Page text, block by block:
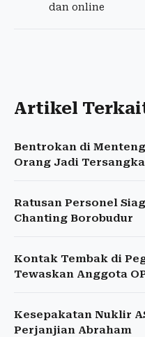
dan online
Artikel
Bentrokan di
Orang Jadi Tersangka
Ratusan Personel
Chanting Borobudur
Kontak Tembak di
Tewaskan Anggota
Kesepakatan Nuklir
Perjanjian Abraham